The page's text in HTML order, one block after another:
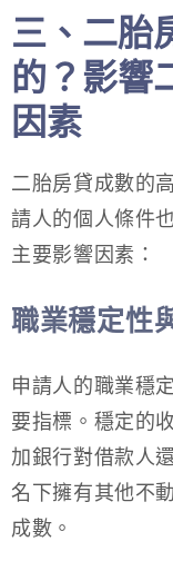
三、二胎
的？影響
因素
二胎房貸成數的
請人的個人條件
主要影響因素：
職業穩定性
申請人的職業穩
要指標。穩定的
加銀行對借款人
名下擁有其他不
成數。